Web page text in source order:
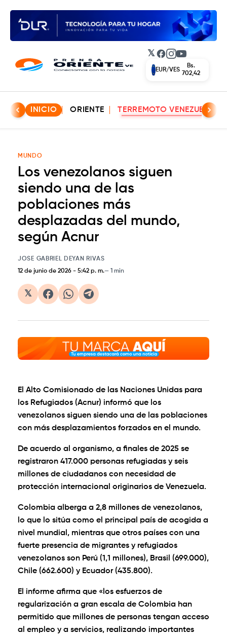
𝕏 Facebook
Instagram
YouTube
EUR/VES
Bs.
702,42
INICIO ORIENTE TERREMOTO VENEZUELA
MUNDO
Los venezolanos siguen
siendo una de las
poblaciones más
desplazadas del mundo,
según Acnur
JOSE GABRIEL DEYAN RIVAS
12 de junio de 2026 - 5:42 p. m. 1 min
𝕏
El Alto Comisionado de las Naciones Unidas para
los Refugiados (Acnur) informó que los
venezolanos siguen siendo una de las poblaciones
con más desplazamientos forzados en el mundo.
De acuerdo al organismo, a finales de 2025 se
registraron 417.000 personas refugiadas y seis
millones de ciudadanos con necesidad de
protección internacional originarios de Venezuela.
Colombia alberga a 2,8 millones de venezolanos,
lo que lo sitúa como el principal país de acogida a
nivel mundial, mientras que otros países con una
fuerte presencia de migrantes y refugiados
venezolanos son Perú (1,1 millones), Brasil (699.000),
Chile (662.600) y Ecuador (435.800).
El informe afirma que «los esfuerzos de
regularización a gran escala de Colombia han
permitido que millones de personas tengan acceso
al empleo y a servicios, realizando importantes